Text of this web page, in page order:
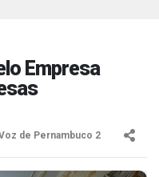
Empresa
de Pernambuco 2